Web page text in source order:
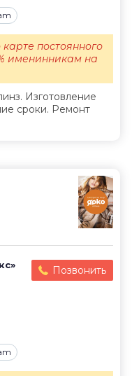
Изготовление
сроки. Ремонт
карте постоянного
именинникам на
Позвонить